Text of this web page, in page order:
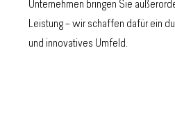
Unternehmen bringen Sie
Leistung – wir schaffen dafür ein
und innovatives Umfeld.